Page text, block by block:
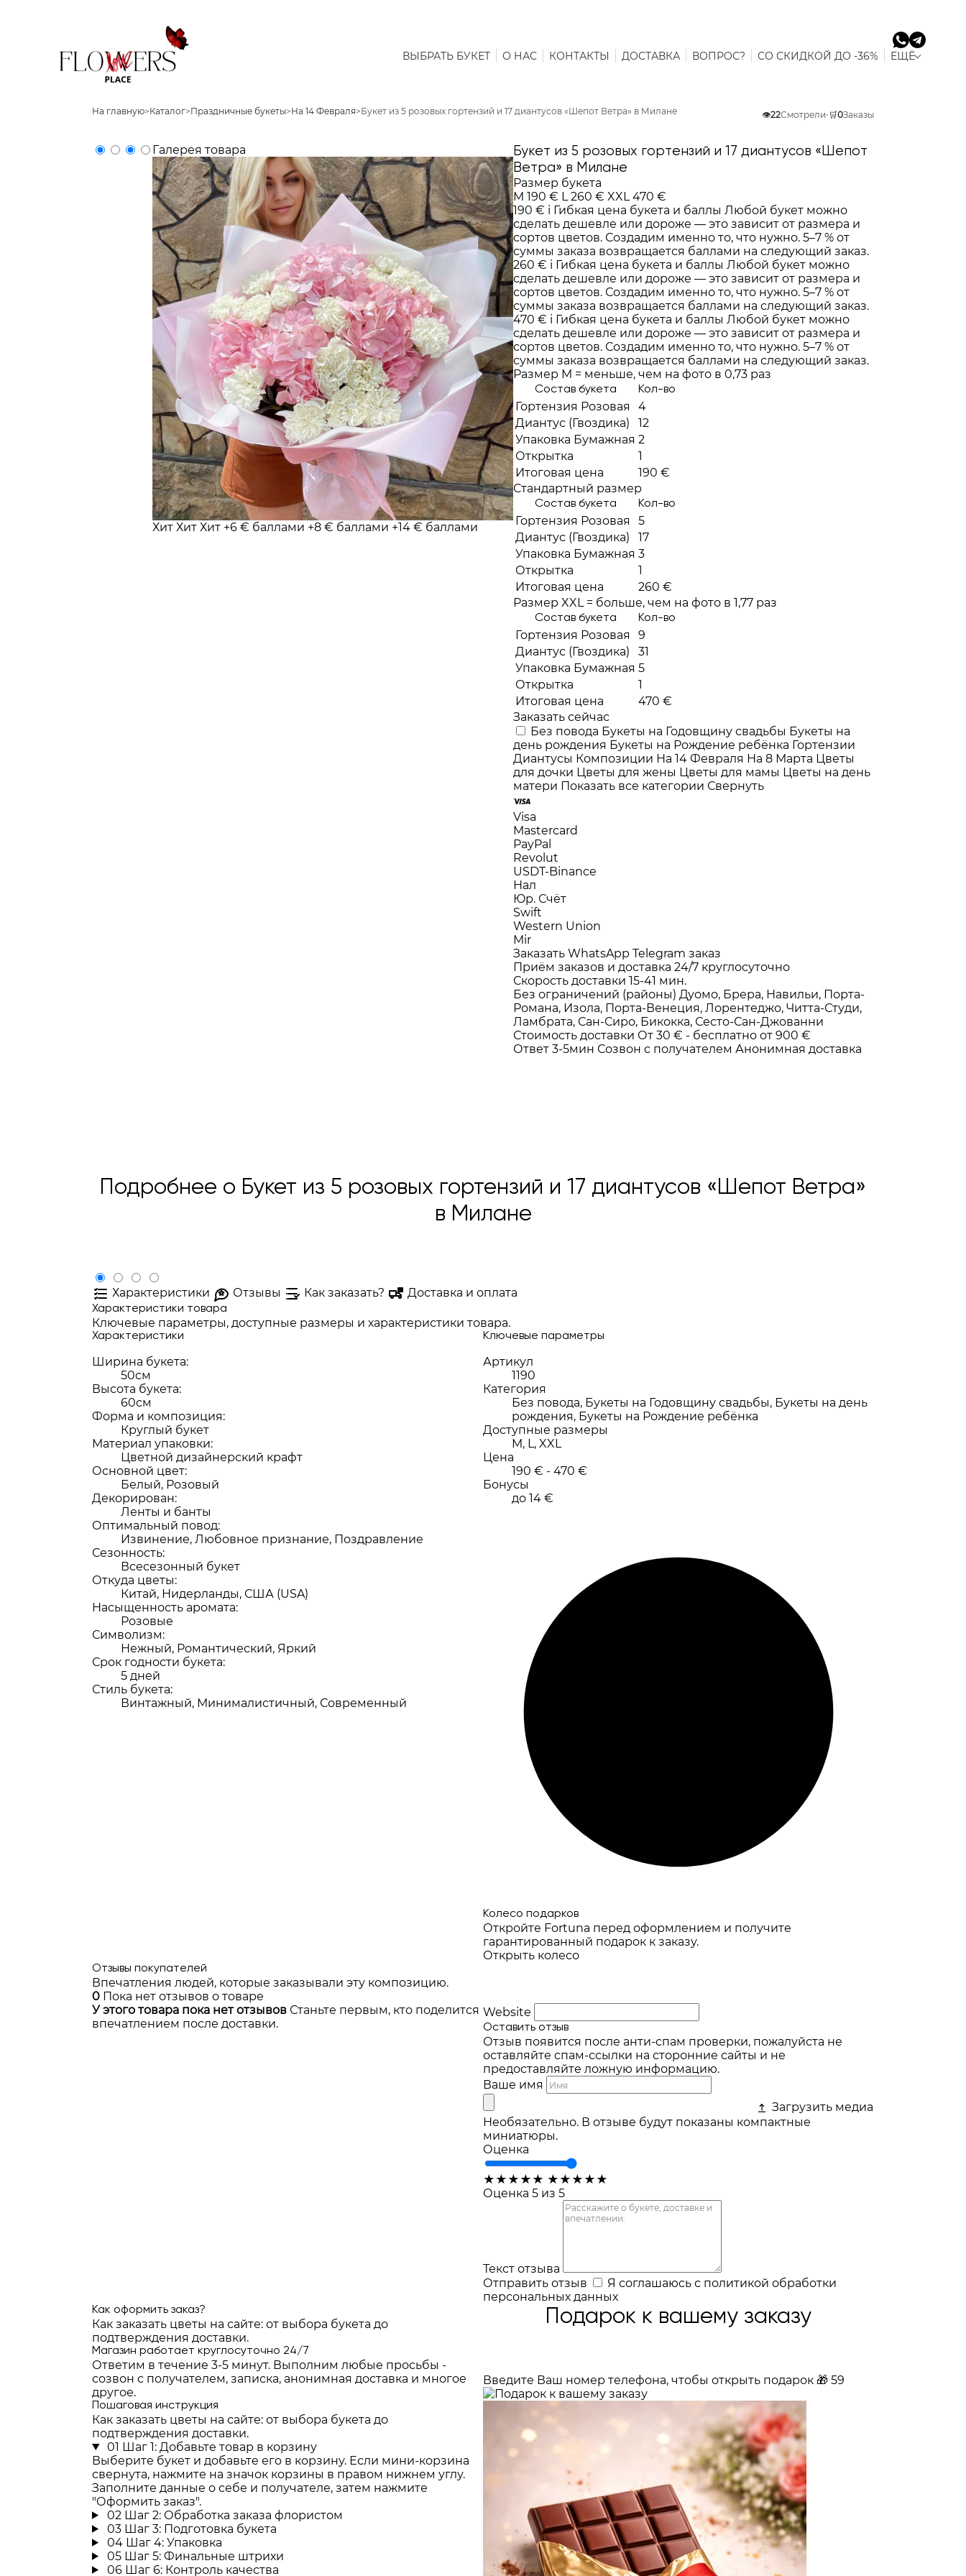
ВЫБРАТЬ БУКЕТ О НАС КОНТАКТЫ ДОСТАВКА ВОПРОС? СО СКИДКОЙ ДО -36% ЕЩЁ
На главную>Каталог>Праздничные букеты>На 14 Февраля>Букет из 5 розовых гортензий и 17 диантусов «Шепот Ветра» в Милане 👁️22Смотрели• 🛒0Заказы
Галерея товара
Хит Хит Хит +6 € баллами +8 € баллами +14 € баллами
Букет из 5 розовых гортензий и 17 диантусов «Шепот
Ветра» в Милане
Размер букета
M 190 € L 260 € XXL 470 €
190 € i Гибкая цена букета и баллы Любой букет можно
сделать дешевле или дороже — это зависит от размера и
сортов цветов. Создадим именно то, что нужно. 5–7 % от
суммы заказа возвращается баллами на следующий заказ.
260 € i Гибкая цена букета и баллы Любой букет можно
сделать дешевле или дороже — это зависит от размера и
сортов цветов. Создадим именно то, что нужно. 5–7 % от
суммы заказа возвращается баллами на следующий заказ.
470 € i Гибкая цена букета и баллы Любой букет можно
сделать дешевле или дороже — это зависит от размера и
сортов цветов. Создадим именно то, что нужно. 5–7 % от
суммы заказа возвращается баллами на следующий заказ.
Размер M = меньше, чем на фото в 0,73 раз
Состав букета Кол-во
Гортензия Розовая
4
Диантус (Гвоздика)
12
Упаковка Бумажная 2
Открытка
1
Итоговая цена
190 €
Стандартный размер
Состав букета Кол-во
Гортензия Розовая
5
Диантус (Гвоздика)
17
Упаковка Бумажная 3
Открытка
1
Итоговая цена
260 €
Размер XXL = больше, чем на фото в 1,77 раз
Состав букета Кол-во
Гортензия Розовая
9
Диантус (Гвоздика)
31
Упаковка Бумажная 5
Открытка
1
Итоговая цена
470 €
Заказать сейчас
Без повода Букеты на Годовщину свадьбы Букеты на
день рождения Букеты на Рождение ребёнка Гортензии
Диантусы Композиции На 14 Февраля На 8 Марта Цветы
для дочки Цветы для жены Цветы для мамы Цветы на день
матери Показать все категории Свернуть
Visa
Mastercard
PayPal
Revolut
USDT-Binance
Нал
Юр. Счёт
Swift
Western Union
Mir
Заказать WhatsApp Telegram заказ
Приём заказов и доставка 24/7 круглосуточно
Скорость доставки 15-41 мин.
Без ограничений (районы) Дуомо, Брера, Навильи, Порта-
Романа, Изола, Порта-Венеция, Лорентеджо, Читта-Студи,
Ламбрата, Сан-Сиро, Бикокка, Сесто-Сан-Джованни
Стоимость доставки От 30 € - бесплатно от 900 €
Ответ 3-5мин Созвон с получателем Анонимная доставка
Подробнее о Букет из 5 розовых гортензий и 17 диантусов «Шепот Ветра»
в Милане
Характеристики Отзывы Как заказать? Доставка и оплата
Характеристики товара
Ключевые параметры, доступные размеры и характеристики товара.
Характеристики
Ширина букета:
50см
Высота букета:
60см
Форма и композиция:
Круглый букет
Материал упаковки:
Цветной дизайнерский крафт
Основной цвет:
Белый, Розовый
Декорирован:
Ленты и банты
Оптимальный повод:
Извинение, Любовное признание, Поздравление
Сезонность:
Всесезонный букет
Откуда цветы:
Китай, Нидерланды, США (USA)
Насыщенность аромата:
Розовые
Символизм:
Нежный, Романтический, Яркий
Срок годности букета:
5 дней
Стиль букета:
Винтажный, Минималистичный, Современный
Ключевые параметры
Артикул
1190
Категория
Без повода, Букеты на Годовщину свадьбы, Букеты на день
рождения, Букеты на Рождение ребёнка
Доступные размеры
M, L, XXL
Цена
190 € - 470 €
Бонусы
до 14 €
Колесо подарков
Откройте Fortuna перед оформлением и получите
гарантированный подарок к заказу.
Открыть колесо
Отзывы покупателей
Впечатления людей, которые заказывали эту композицию.
0 Пока нет отзывов о товаре
У этого товара пока нет отзывов Станьте первым, кто поделится
впечатлением после доставки.
Website
Оставить отзыв
Отзыв появится после анти-спам проверки, пожалуйста не
оставляйте спам-ссылки на сторонние сайты и не
предоставляйте ложную информацию.
Ваше имя
Загрузить медиа
Необязательно. В отзыве будут показаны компактные
миниатюры.
Оценка
★ ★ ★ ★ ★ ★ ★ ★ ★ ★
Оценка 5 из 5
Текст отзыва
Отправить отзыв
Я соглашаюсь с политикой обработки
персональных данных
Как оформить заказ?
Как заказать цветы на сайте: от выбора букета до
подтверждения доставки.
Магазин работает круглосуточно 24/7
Ответим в течение 3-5 минут. Выполним любые просьбы -
созвон с получателем, записка, анонимная доставка и многое
другое.
Пошаговая инструкция
Как заказать цветы на сайте: от выбора букета до
подтверждения доставки.
01 Шаг 1: Добавьте товар в корзину
Выберите букет и добавьте его в корзину. Если мини-корзина
свернута, нажмите на значок корзины в правом нижнем углу.
Заполните данные о себе и получателе, затем нажмите
"Оформить заказ".
02 Шаг 2: Обработка заказа флористом
03 Шаг 3: Подготовка букета
04 Шаг 4: Упаковка
05 Шаг 5: Финальные штрихи
06 Шаг 6: Контроль качества
Подарок к вашему заказу
Введите Ваш номер телефона, чтобы открыть подарок 🎁 59